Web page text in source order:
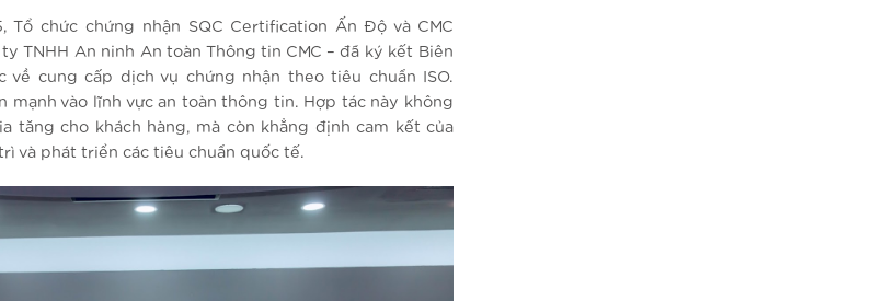
Tổ chức chứng nhận SQC Certification Ấn Độ và CMC
TNHH An ninh An toàn Thông tin CMC – đã ký kết Biên
về cung cấp dịch vụ chứng nhận theo tiêu chuẩn ISO.
mạnh vào lĩnh vực an toàn thông tin. Hợp tác này không
tăng cho khách hàng, mà còn khẳng định cam kết của
và phát triển các tiêu chuẩn quốc tế.